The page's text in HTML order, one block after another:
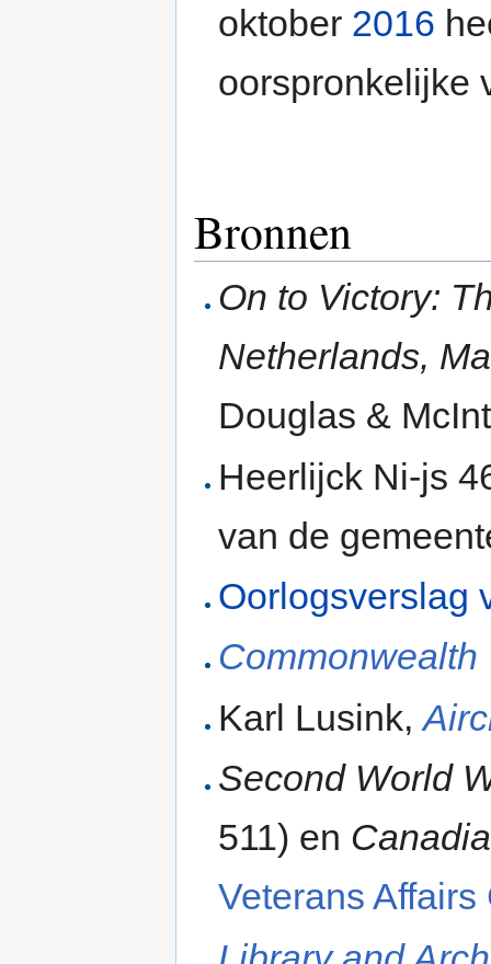
oktober 2016
oorspronkelijke
Bronnen
On to Victory:
Netherlands,
Douglas &
Heerlijck Ni-js
van de
Oorlogsverslag
Karl Lusink,
Second World
511) en
Veterans Affairs